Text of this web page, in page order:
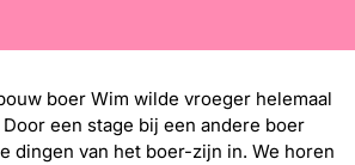
Nieuws
vrouw gemist
ben je naar op zoek?
Zoeken
boer Wim wilde vroeger helemaal
een stage bij een andere boer
dingen van het boer-zijn in. We horen